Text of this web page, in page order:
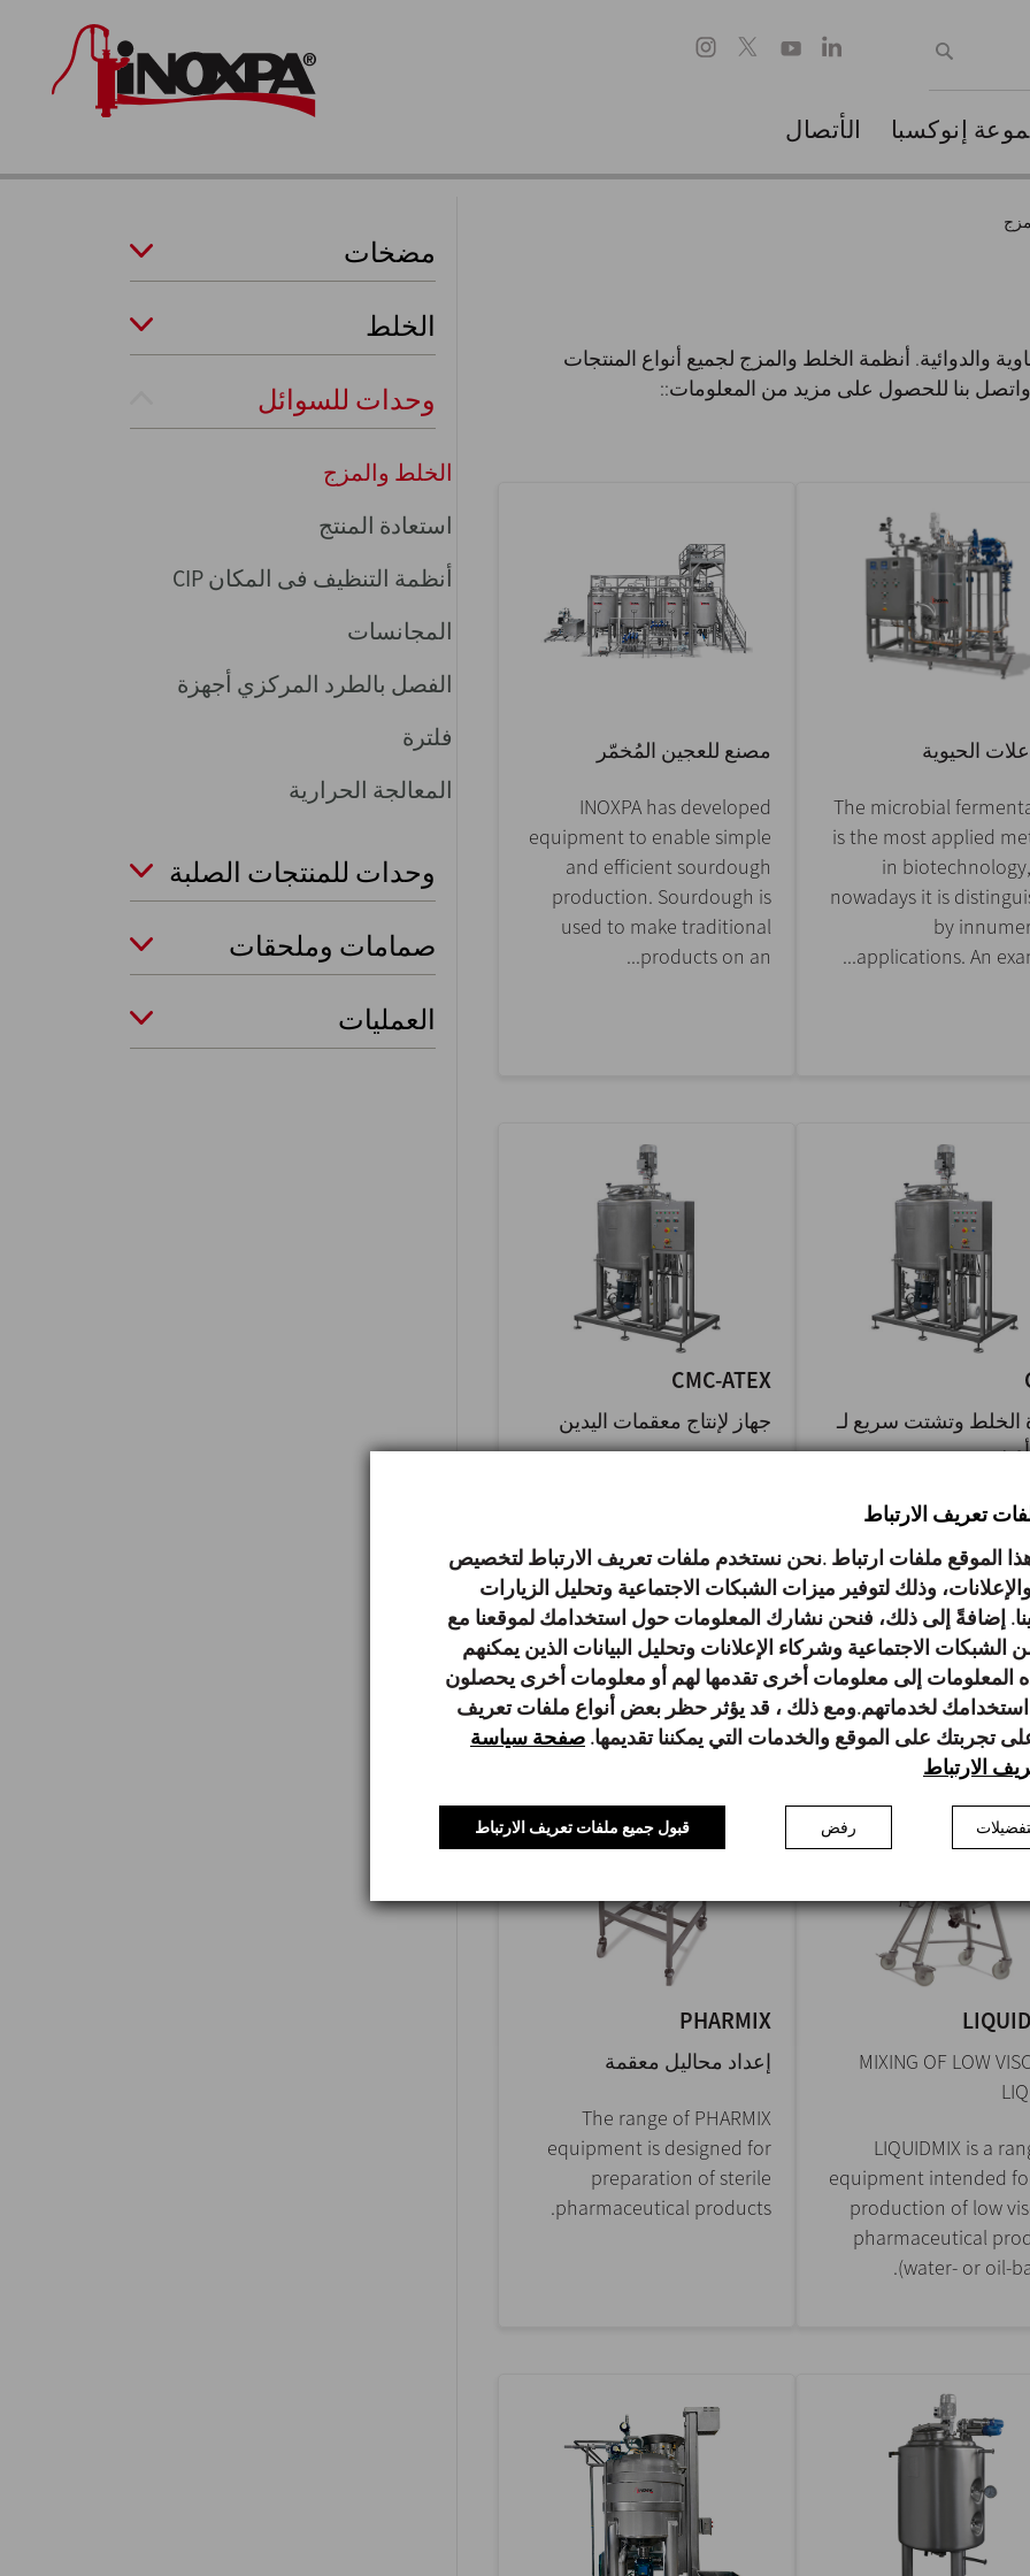
إنوكسبا الأتصال
مضخات
الخلط
وحدات للسوائل
الخلط والمزج
استعادة المنتج
أنظمة التنظيف فى المكان CIP
المجانسات
الفصل بالطرد المركزي أجهزة
فلترة
المعالجة الحرارية
وحدات للمنتجات الصلبة
صمامات وملحقات
العمليات
والدوائية. أنظمة الخلط والمزج لجميع أنواع المنتجات
واتصل بنا للحصول على مزيد من المعلومات::
الحيوية
The microbial
is the most applied
in
nowadays it is
by
applications. An
مصنع للعجين المُخمّر
INOXPA has developed
equipment to enable simple
and efficient sourdough
production. Sourdough is
used to make traditional
products on an...
الخلط وتشتت سريع لـ
سي
The CMC mixing unit is
dispersion of
products
(CMC), flours,
CMC-ATEX
جهاز لإنتاج معقمات اليدين
products such as
carboxymethylcellulose
(CMC), flours, carbopol,...
MIXING OF LOW
LIQUIDMIX is a
equipment intended
production of low
pharmaceutical
(water- or oil-
PHARMIX
إعداد محاليل معقمة
The range of PHARMIX
equipment is designed for
preparation of sterile
pharmaceutical products.
تعريف الارتباط
الموقع ملفات ارتباط .نحن نستخدم ملفات تعريف الارتباط لتخصيص
وذلك لتوفير ميزات الشبكات الاجتماعية وتحليل الزيارات
إضافةً إلى ذلك، فنحن نشارك المعلومات حول استخدامك لموقعنا مع
الشبكات الاجتماعية وشركاء الإعلانات وتحليل البيانات الذين يمكنهم
المعلومات إلى معلومات أخرى تقدمها لهم أو معلومات أخرى يحصلون
استخدامك لخدماتهم.ومع ذلك ، قد يؤثر حظر بعض أنواع ملفات تعريف
تجربتك على الموقع والخدمات التي يمكننا تقديمها. صفحة سياسة
الارتباط
رفض قبول جميع ملفات تعريف الارتباط